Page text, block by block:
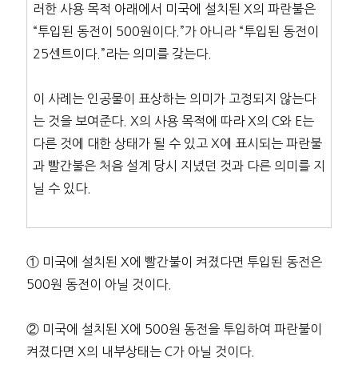
러한 사용 목적 아래에서 미국에 설치된 X의 파란불은
“투입된 동전이 500원이다.”가 아니라 “투입된 동전이
25센트이다.”라는 의미를 갖는다.
이 사례는 인공물이 표상하는 의미가 고정되지 않는다
는 것을 보여준다. X의 사용 목적에 따라 X의 C와 E는
다른 것에 대한 상태가 될 수 있고 X에 표시되는 파란불
과 빨간불은 처음 설계 당시 지녔던 것과 다른 의미를 지
닐 수 있다.
① 미국에 설치된 X에 빨간불이 켜졌다면 투입된 동전은
500원 동전이 아닐 것이다.
② 미국에 설치된 X에 500원 동전을 투입하여 파란불이
켜졌다면 X의 내부상태는 C가 아닐 것이다.